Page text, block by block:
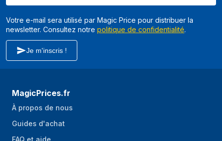
caméra arrière
(numerique)
Type de caméra
avant
caméra avant
(numerique)
Flash de caméra
Votre e-mail sera utilisé par Magic Price pour distribuer la
newsletter. Consultez notre politique de confidentialité.
Je m'inscris !
MagicPrices.fr
À propos de nous
Guides d'achat